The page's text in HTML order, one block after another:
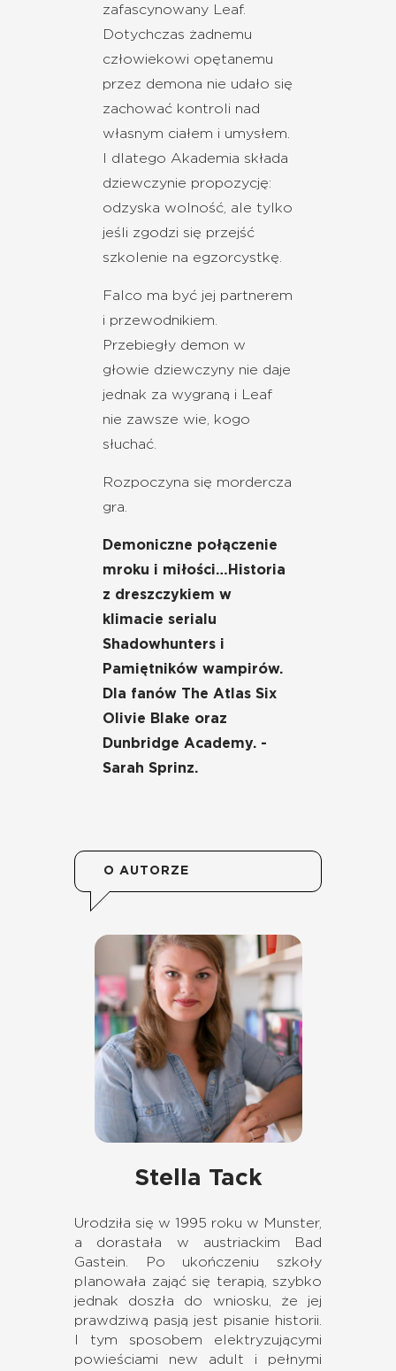
zafascynowany Leaf.
Dotychczas żadnemu
człowiekowi opętanemu
przez demona nie udało się
zachować kontroli nad
własnym ciałem i umysłem.
I dlatego Akademia składa
dziewczynie propozycję:
odzyska wolność, ale tylko
jeśli zgodzi się przejść
szkolenie na egzorcystkę.
Falco ma być jej partnerem
i przewodnikiem.
Przebiegły demon w
głowie dziewczyny nie daje
jednak za wygraną i Leaf
nie zawsze wie, kogo
słuchać.
Rozpoczyna się mordercza
gra.
Demoniczne połączenie
mroku i miłości…Historia
z dreszczykiem w
klimacie serialu
Shadowhunters i
Pamiętników wampirów.
Dla fanów The Atlas Six
Olivie Blake oraz
Dunbridge Academy. -
Sarah Sprinz.
O AUTORZE
Stella Tack
Urodziła się w 1995 roku w Munster,
a dorastała w austriackim Bad
Gastein. Po ukończeniu szkoły
planowała zająć się terapią, szybko
jednak doszła do wniosku, że jej
prawdziwą pasją jest pisanie historii.
I tym sposobem elektryzującymi
powieściami new adult i pełnymi